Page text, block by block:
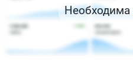
Необходима